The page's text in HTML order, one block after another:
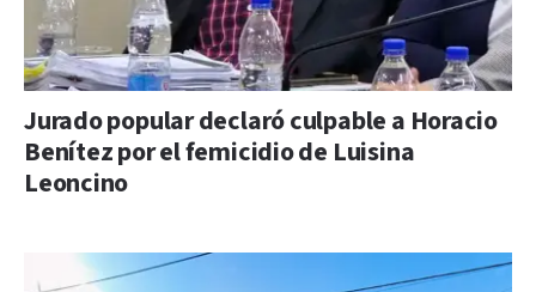
Jurado popular declaró culpable a Horacio
Benítez por el femicidio de Luisina
Leoncino